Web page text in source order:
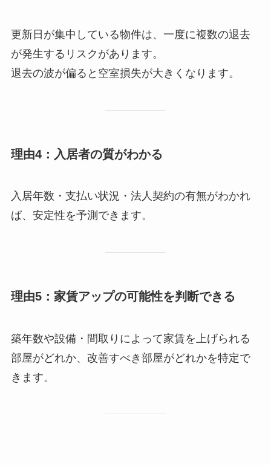
更新日が集中している物件は、一度に複数の退去
が発生するリスクがあります。
退去の波が偏ると空室損失が大きくなります。
理由4：入居者の質がわかる
入居年数・支払い状況・法人契約の有無がわかれ
ば、安定性を予測できます。
理由5：家賃アップの可能性を判断できる
築年数や設備・間取りによって家賃を上げられる
部屋がどれか、改善すべき部屋がどれかを特定で
きます。